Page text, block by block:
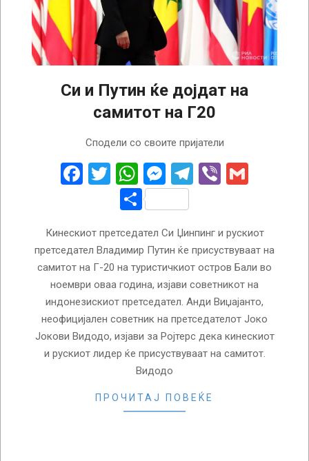
Си и Путин ќе дојдат на
самитот на Г20
Сподели со своите пријатели
Facebook
Twitter
WhatsApp
Messenger
Telegram
Viber
Share
Кинескиот претседател Си Џинпинг и рускиот
претседател Владимир Путин ќе присуствуваат на
самитот на Г-20 на туристичкиот остров Бали во
ноември оваа година, изјави советникот на
индонезискиот претседател. Анди Виџајанто,
неофицијален советник на претседателот Јоко
Јокови Видодо, изјави за Ројтерс дека кинескиот
и рускиот лидер ќе присуствуваат на самитот.
Видодо
ПРОЧИТАЈ ПОВЕЌЕ